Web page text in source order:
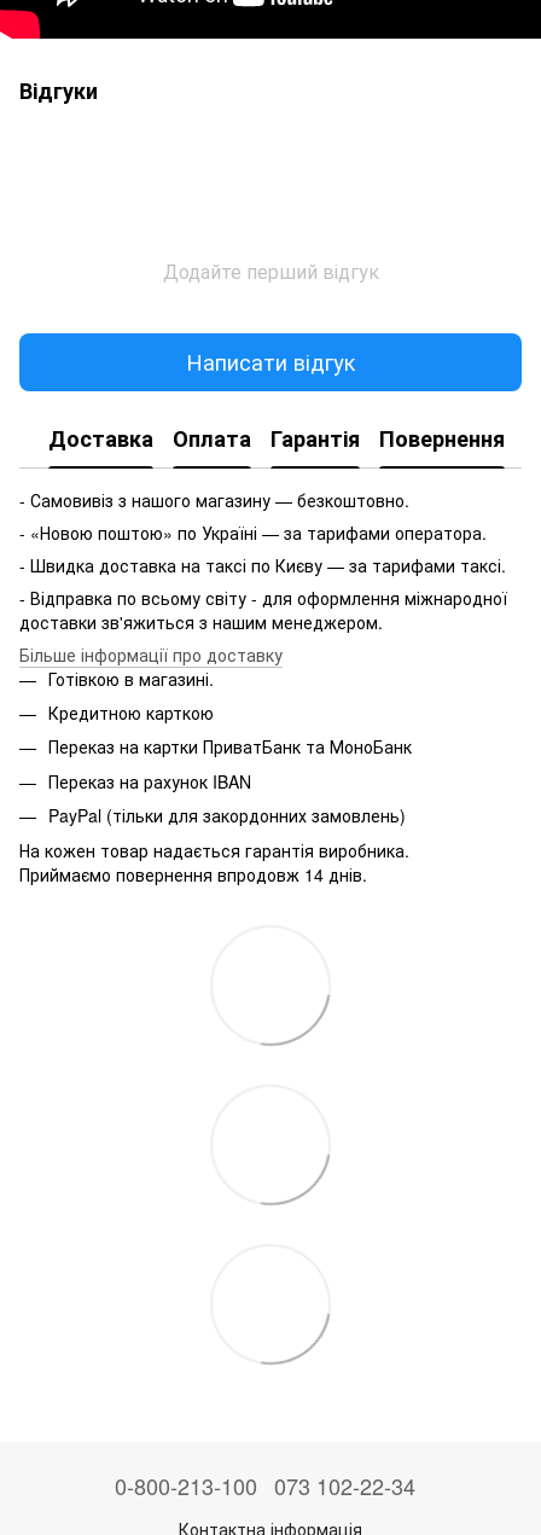
Відгуки
Додайте перший відгук
Написати відгук
Доставка Оплата Гарантія Повернення
- Самовивіз з нашого магазину — безкоштовно.
- «Новою поштою» по Україні — за тарифами оператора.
- Швидка доставка на таксі по Києву — за тарифами таксі.
- Відправка по всьому світу - для оформлення міжнародної
доставки зв'яжиться з нашим менеджером.
Більше інформації про доставку
Готівкою в магазині.
Кредитною карткою
Переказ на картки ПриватБанк та МоноБанк
Переказ на рахунок IBAN
PayPal (тільки для закордонних замовлень)
На кожен товар надається гарантія виробника.
Приймаємо повернення впродовж 14 днів.
0-800-213-100 073 102-22-34
Контактна інформація